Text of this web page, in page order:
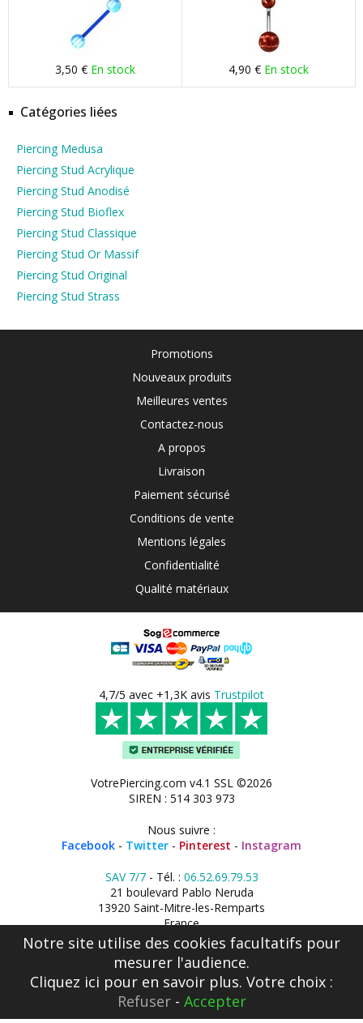
3,50 € En stock 4,90 € En stock
Catégories liées
Piercing Medusa
Piercing Stud Acrylique
Piercing Stud Anodisé
Piercing Stud Bioflex
Piercing Stud Classique
Piercing Stud Or Massif
Piercing Stud Original
Piercing Stud Strass
Promotions
Nouveaux produits
Meilleures ventes
Contactez-nous
A propos
Livraison
Paiement sécurisé
Conditions de vente
Mentions légales
Confidentialité
Qualité matériaux
4,7/5 avec +1,3K avis Trustpilot
VotrePiercing.com v4.1 SSL ©2026
SIREN : 514 303 973
Nous suivre :
Facebook - Twitter - Pinterest - Instagram
SAV 7/7- Tél. : 06.52.69.79.53
21 boulevard Pablo Neruda
13920 Saint-Mitre-les-Remparts
France
Notre site utilise des cookies facultatifs pour
mesurer l'audience.
Cliquez ici pour en savoir plus. Votre choix :
Refuser- Accepter